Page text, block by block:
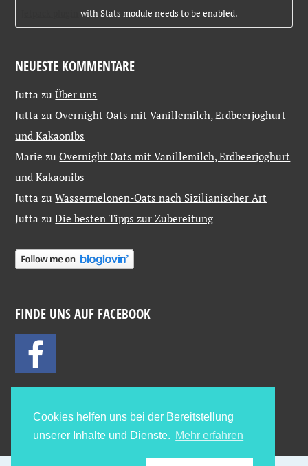
Cookies helfen uns bei der Bereitstellung
unserer Inhalte und Dienste. Mehr erfahren
with Stats module needs to be enabled.
NEUESTE KOMMENTARE
Jutta zuÜber uns
Jutta zuOvernight Oats mit Vanillemilch, Erdbeerjoghurt
und Kakaonibs
Marie zuOvernight Oats mit Vanillemilch, Erdbeerjoghurt
und Kakaonibs
Jutta zuWassermelonen-Oats nach Sizilianischer Art
Jutta zuDie besten Tipps zur Zubereitung
FINDE UNS AUF FACEBOOK